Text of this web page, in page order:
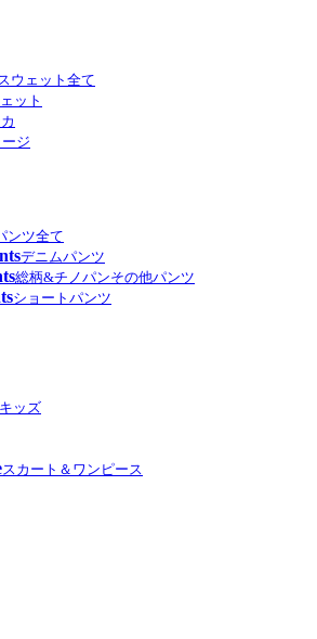
スウェット全て
ット
ジ
ンツ全て
デニムパンツ
総柄&チノパンその他パンツ
ショートパンツ
ッズ
スカート＆ワンピース